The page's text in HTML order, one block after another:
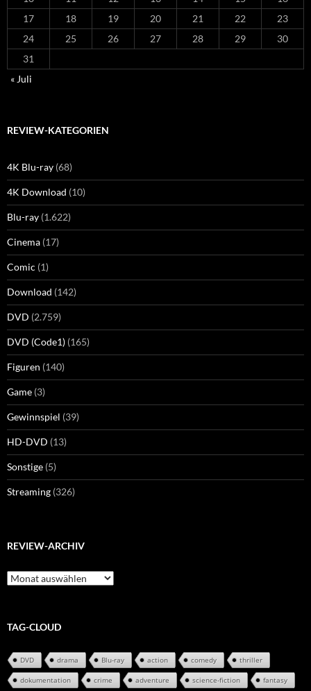
17
18 19 20 21 22
23
24
25 26 27 28 29
30
31
« Juli
REVIEW-KATEGORIEN
4K Blu-ray (68)
4K Download (10)
Blu-ray (1.622)
Cinema (17)
Comic (1)
Download (142)
DVD (2.759)
DVD (Code1) (165)
Figuren (140)
Game (3)
Gewinnspiel (39)
HD-DVD (13)
Sonstige (5)
Streaming (326)
REVIEW-ARCHIV
Review-
Archiv
TAG-CLOUD
DVD drama Blu-ray action comedy thriller
dokumentation crime adventure science-fiction fantasy